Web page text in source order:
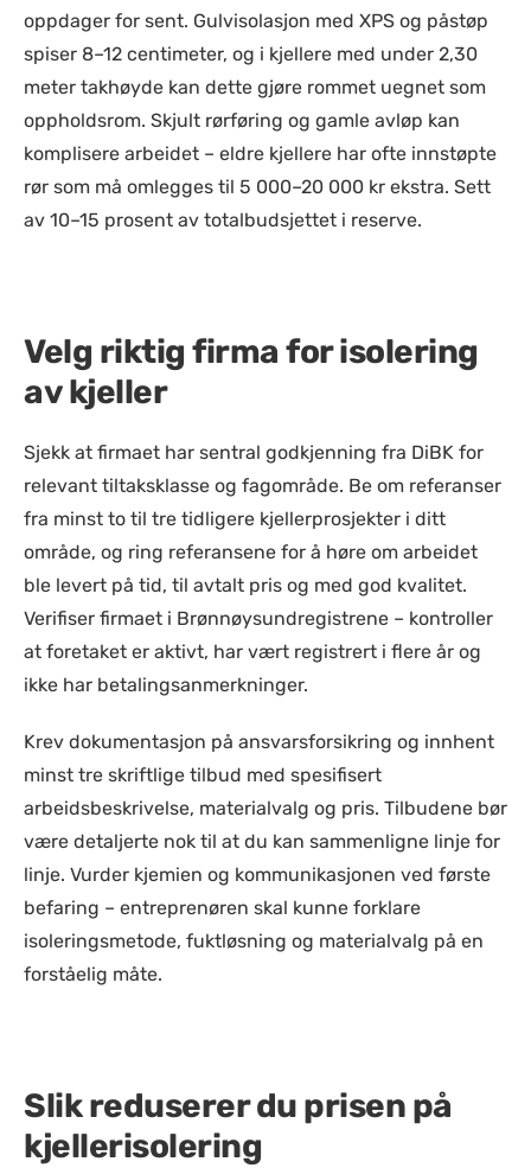
oppdager for sent. Gulvisolasjon med XPS og påstøp
spiser 8–12 centimeter, og i kjellere med under 2,30
meter takhøyde kan dette gjøre rommet uegnet som
oppholdsrom. Skjult rørføring og gamle avløp kan
komplisere arbeidet – eldre kjellere har ofte innstøpte
rør som må omlegges til 5 000–20 000 kr ekstra. Sett
av 10–15 prosent av totalbudsjettet i reserve.
Velg riktig firma for isolering
av kjeller
Sjekk at firmaet har sentral godkjenning fra DiBK for
relevant tiltaksklasse og fagområde. Be om referanser
fra minst to til tre tidligere kjellerprosjekter i ditt
område, og ring referansene for å høre om arbeidet
ble levert på tid, til avtalt pris og med god kvalitet.
Verifiser firmaet i Brønnøysundregistrene – kontroller
at foretaket er aktivt, har vært registrert i flere år og
ikke har betalingsanmerkninger.
Krev dokumentasjon på ansvarsforsikring og innhent
minst tre skriftlige tilbud med spesifisert
arbeidsbeskrivelse, materialvalg og pris. Tilbudene bør
være detaljerte nok til at du kan sammenligne linje for
linje. Vurder kjemien og kommunikasjonen ved første
befaring – entreprenøren skal kunne forklare
isoleringsmetode, fuktløsning og materialvalg på en
forståelig måte.
Slik reduserer du prisen på
kjellerisolering